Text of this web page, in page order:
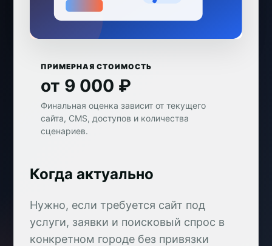
ПРИМЕРНАЯ СТОИМОСТЬ
от 9 000 ₽
Финальная оценка зависит от текущего
сайта, CMS, доступов и количества
сценариев.
Когда актуально
Нужно, если требуется сайт под
услуги, заявки и поисковый спрос в
конкретном городе без привязки